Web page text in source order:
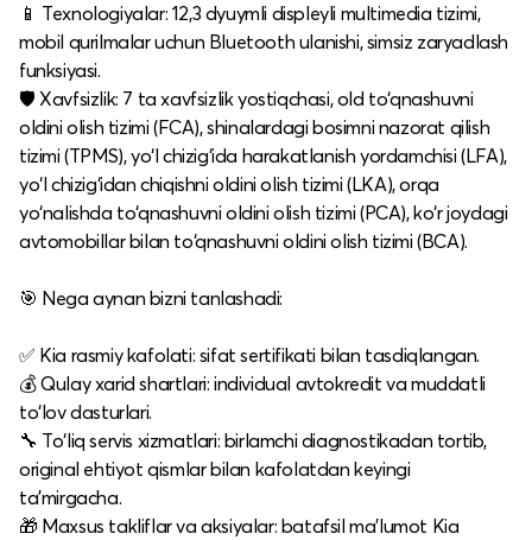
📱 Texnologiyalar: 12,3 dyuymli displeyli multimedia tizimi,
mobil qurilmalar uchun Bluetooth ulanishi, simsiz zaryadlash
funksiyasi.​
🛡️ Xavfsizlik: 7 ta xavfsizlik yostiqchasi, old to‘qnashuvni
oldini olish tizimi (FCA), shinalardagi bosimni nazorat qilish
tizimi (TPMS), yo‘l chizig‘ida harakatlanish yordamchisi (LFA),
yo‘l chizig‘idan chiqishni oldini olish tizimi (LKA), orqa
yo‘nalishda to‘qnashuvni oldini olish tizimi (PCA), ko‘r joydagi
avtomobillar bilan to‘qnashuvni oldini olish tizimi (BCA).​
🎯 Nega aynan bizni tanlashadi:
✅ Kia rasmiy kafolati: sifat sertifikati bilan tasdiqlangan.​
💰 Qulay xarid shartlari: individual avtokredit va muddatli
to‘lov dasturlari.​
🔧 To‘liq servis xizmatlari: birlamchi diagnostikadan tortib,
original ehtiyot qismlar bilan kafolatdan keyingi
ta’mirgacha.​
🎁 Maxsus takliflar va aksiyalar: batafsil ma’lumot Kia